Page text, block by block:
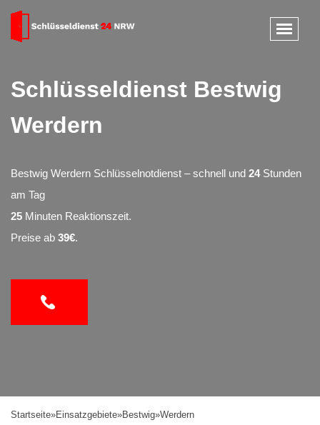
Schlüsseldienst Bestwig
Werdern
Bestwig Werdern Schlüsselnotdienst – schnell und 24Stunden
am Tag
25 Minuten Reaktionszeit.
Preise ab 39€.
Startseite»Einsatzgebiete»Bestwig»Werdern